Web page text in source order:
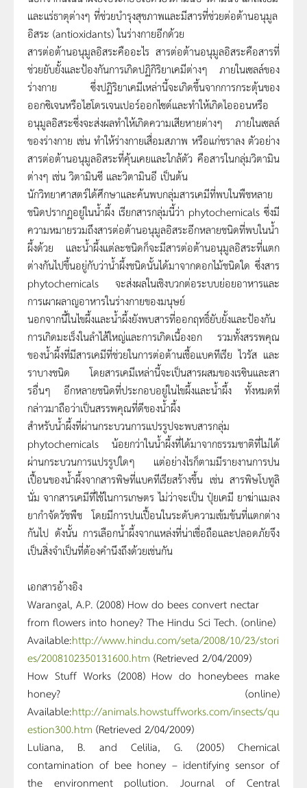
และแร่ธาตุต่างๆ ที่ช่วยบำรุงสุขภาพและมีสารที่ช่วยต่อต้านอนุมูล
อิสระ (antioxidants) ในร่างกายอีกด้วย
สารต่อต้านอนุมูลอิสระคืออะไร สารต่อต้านอนุมูลอิสระคือสารที่
ช่วยยับยั้งและป้องกันการเกิดปฏิกิริยาเคมีต่างๆ ภายในเซลล์ของ
ร่างกาย ซึ่งปฏิริยาเคมีเหล่านี้จะเกิดขึ้นจากการกระตุ้นของ
ออกซิเจนหรือไฮโดรเจนเปอร์ออกไซด์และทำให้เกิดไอออนหรือ
อนุมูลอิสระซึ่งจะส่งผลทำให้เกิดความเสียหายต่างๆ ภายในเซลล์
ของร่างกาย เช่น ทำให้ร่างกายเสื่อมสภาพ หรือแก่ชราลง ตัวอย่าง
สารต่อต้านอนุมูลอิสระที่คุ้นเคยและใกล้ตัว คือสารในกลุ่มวิตามิน
ต่างๆ เช่น วิตามินซี และวิตามินอี เป็นต้น
นักวิทยาศาสตร์ได้ศึกษาและค้นพบกลุ่มสารเคมีที่พบในพืชหลาย
ชนิดปรากฏอยู่ในน้ำผึ้ง เรียกสารกลุ่มนี้ว่า phytochemicals ซึ่งมี
ความหมายรวมถึงสารต่อต้านอนุมูลอิสระอีกหลายชนิดที่พบในน้ำ
ผึ้งด้วย และน้ำผึ้งแต่ละชนิดก็จะมีสารต่อต้านอนุมูลอิสระที่แตก
ต่างกันไปขึ้นอยู่กับว่าน้ำผึ้งชนิดนั้นได้มาจากดอกไม้ชนิดใด ซึ่งสาร
phytochemicals จะส่งผลในเชิงบวกต่อระบบย่อยอาหารและ
การเผาผลาญอาหารในร่างกายของมนุษย์
นอกจากนี้ในไขผึ้งและน้ำผึ้งยังพบสารที่ออกฤทธิ์ยับยั้งและป้องกัน
การเกิดมะเร็งในลำไส้ใหญ่และการเกิดเนื้องอก รวมทั้งสรรพคุณ
ของน้ำผึ้งที่มีสารเคมีที่ช่วยในการต่อต้านเชื้อแบคทีเรีย ไวรัส และ
ราบางชนิด โดยสารเคมีเหล่านี้จะเป็นสารผสมของเรซินและสา
รอื่นๆ อีกหลายชนิดที่ประกอบอยู่ในไขผึ้งและน้ำผึ้ง ทั้งหมดที่
กล่าวมาถือว่าเป็นสรรพคุณที่ดีของน้ำผึ้ง
สำหรับน้ำผึ้งที่ผ่านกระบวนการแปรรูปจะพบสารกลุ่ม
phytochemicals น้อยกว่าในน้ำผึ้งที่ได้มาจากธรรมชาติที่ไม่ได้
ผ่านกระบวนการแปรรูปใดๆ แต่อย่างไรก็ตามมีรายงานการปน
เปื้อนของน้ำผึ้งจากสารพิษที่แบคทีเรียสร้างขึ้น เช่น สารพิษโบทูลิ
นั่ม จากสารเคมีที่ใช้ในการเกษตร ไม่ว่าจะเป็น ปุ๋ยเคมี ยาฆ่าแมลง
ยากำจัดวัชพืช โดยมีการปนเปื้อนในระดับความเข้มข้นที่แตกต่าง
กันไป ดังนั้น การเลือกน้ำผึ้งจากแหล่งที่น่าเชื่อถือและปลอดภัยจึง
เป็นสิ่งจำเป็นที่ต้องคำนึงถึงด้วยเช่นกัน
เอกสารอ้างอิง
Warangal, A.P. (2008) How do bees convert nectar
from flowers into honey? The Hindu Sci Tech. (online)
Available:http://www.hindu.com/seta/2008/10/23/stori
es/2008102350131600.htm (Retrieved 2/04/2009)
How Stuff Works (2008) How do honeybees make
honey? (online)
Available:http://animals.howstuffworks.com/insects/qu
estion300.htm (Retrieved 2/04/2009)
Luliana, B. and Celilia, G. (2005) Chemical
contamination of bee honey – identifying sensor of
the environment pollution. Journal of Central